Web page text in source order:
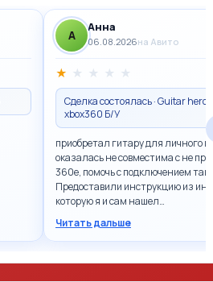
A
Анна
06.08.2026на Авито
★ ★ ★ ★ ★
Сделка состоялась · Guitar hero
xbox360 Б/У
приобретал гитару для личного
оказалась не совместима с не
360e, помочь с подключением так
Предоставили инструкцию из
которую я и сам нашел…
Читать дальше